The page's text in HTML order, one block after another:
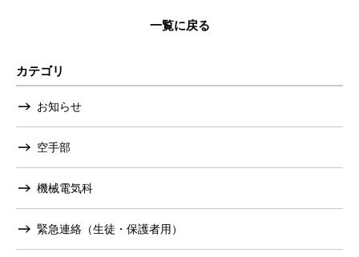
一覧に戻る
カテゴリ
お知らせ
空手部
機械電気科
緊急連絡（生徒・保護者用）